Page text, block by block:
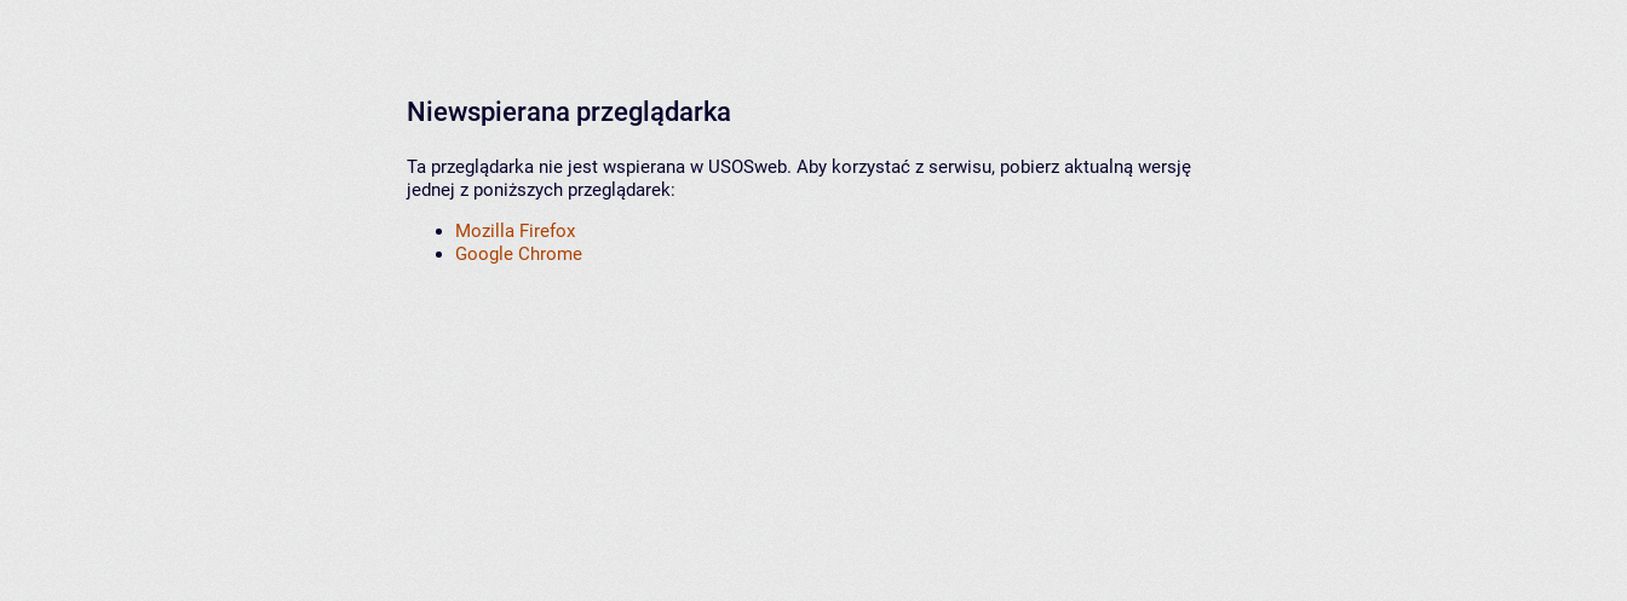
Niewspierana przeglądarka
Ta przeglądarka nie jest wspierana w USOSweb. Aby korzystać z serwisu, pobierz aktualną wersję
jednej z poniższych przeglądarek:
Mozilla Firefox
Google Chrome